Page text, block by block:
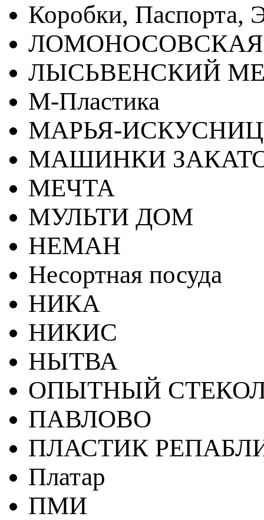
Коробки, Паспорта,
ЛЫСЬВЕНСКИЙ
М-Пластика
МАРЬЯ-
МАШИНКИ
МЕЧТА
МУЛЬТИ ДОМ
НЕМАН
Несортная посуда
НИКА
НИКИС
НЫТВА
ОПЫТНЫЙ
ПАВЛОВО
ПЛАСТИК
Платар
ПМИ